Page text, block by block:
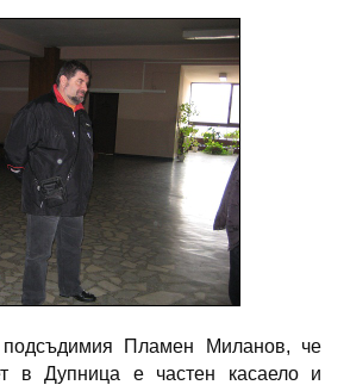
МЕСТА
подсъдимия Пламен Миланов, че
в Дупница е частен касаело и